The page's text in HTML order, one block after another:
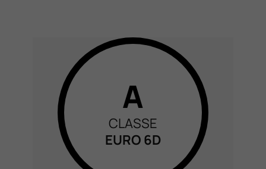
A
CLASSE
EURO 6D